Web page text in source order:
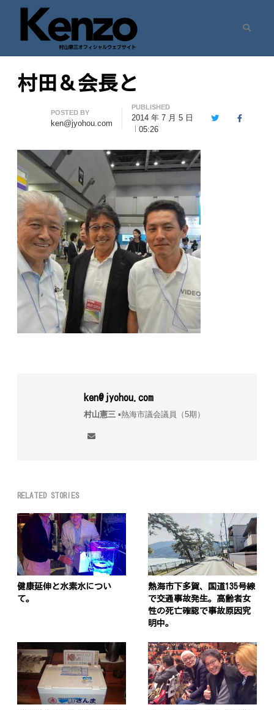
七転八起 – 村山憲三 Official Site
村山憲三ウェブサイト
村田＆会長と
Author
POSTED BY
ken@jyohou.com
PUBLISHED
2014 年 7 月 5 日
05:26
TwitterFacebook
ken@jyohou.com
村山憲三▪︎熱海市議会議員（5期）
RELATED STORIES
健康延伸と水素水につい
て。
熱海市下多賀、国道135号線
で交通事故発生。高齢者女
性の死亡確認で事故原因究
明中。